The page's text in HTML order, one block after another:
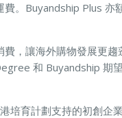
。Buyandship Plus
，讓海外購物發展更
和 Buyandship 期
培育計劃支持的初創企